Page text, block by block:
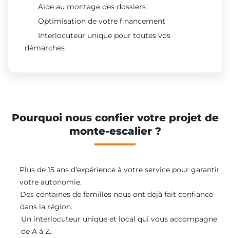
Aide au montage des dossiers
Optimisation de votre financement
Interlocuteur unique pour toutes vos
démarches
Pourquoi nous confier votre projet de
monte-escalier ?
Plus de 15 ans d'expérience à votre service pour garantir
votre autonomie.
Des centaines de familles nous ont déjà fait confiance
dans la région.
Un interlocuteur unique et local qui vous accompagne
de A à Z.